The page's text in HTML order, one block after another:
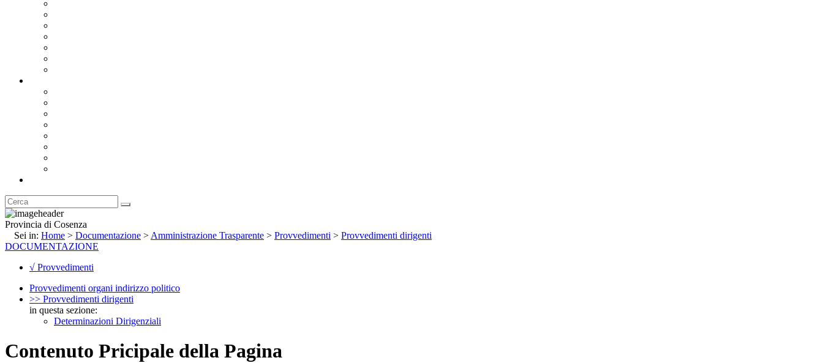
Provincia di Cosenza
Sei in: Home > Documentazione > Amministrazione Trasparente > Provvedimenti > Provvedimenti dirigenti
DOCUMENTAZIONE
√ Provvedimenti
Provvedimenti organi indirizzo politico
>> Provvedimenti dirigenti
in questa sezione:
Determinazioni Dirigenziali
Contenuto Pricipale della Pagina